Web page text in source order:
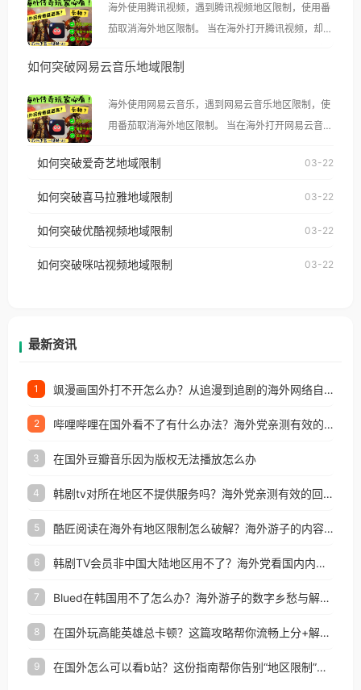
海外使用腾讯视频，遇到腾讯视频地区限制，使用番
茄取消海外地区限制。 当在海外打开腾讯视频，却突
示语。 海外用户如香港、澳门、台湾、美国、加拿
像其他音乐平台一样，出现地区及版权限制问题，且
仅能在中国大陆地区播放。 遇到这个问题的朋友们，
使用番茄回国加速器，即可解决「海外用户收听腾讯
台湾、美国、加拿大、澳大利亚、欧洲等国家和地区
权限制所困扰。
如何突破网易云音乐地域限制
海外使用网易云音乐，遇到网易云音乐地区限制，使
用番茄取消海外地区限制。 当在海外打开网易云音
播放”的提示语。 海外用户如香港、澳门、台湾、美
国、加拿大、澳大利亚、欧洲等国家和地区时，网易
制问题，且仅能在中国大陆地区播放。 遇到这个问题
户收听网易云音乐地区版权限制」的问题，无论人在
如何突破爱奇艺地域限制 03-22
如何突破喜马拉雅地域限制 03-22
如何突破优酷视频地域限制 03-22
如何突破咪咕视频地域限制 03-22
最新资讯
1 飒漫画国外打不开怎么办？从追漫到追剧的海外网络自由之路
2 哔哩哔哩在国外看不了有什么办法？海外党亲测有效的回国加速解决方案
3 在国外豆瓣音乐因为版权无法播放怎么办
4 韩剧tv对所在地区不提供服务吗？海外党亲测有效的回国加速解决方案
5 酷匠阅读在海外有地区限制怎么破解？海外游子的内容归乡路
6 韩剧TV会员非中国大陆地区用不了？海外党看国内内容的加速器选择指南
7 Blued在韩国用不了怎么办？海外游子的数字乡愁与解决方案
8 在国外玩高能英雄总卡顿？这篇攻略帮你流畅上分+解锁国内影音自由
9 在国外怎么可以看b站？这份指南帮你告别“地区限制”的烦恼